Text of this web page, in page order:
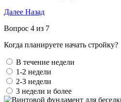
Далее Назад
Вопрос 4 из 7
Когда планируете начать стройку?
В течение недели
1-2 недели
2-3 недели
3 недели и более